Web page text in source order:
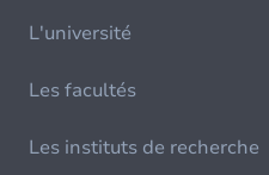
L'université
Les facultés
Les instituts de recherche